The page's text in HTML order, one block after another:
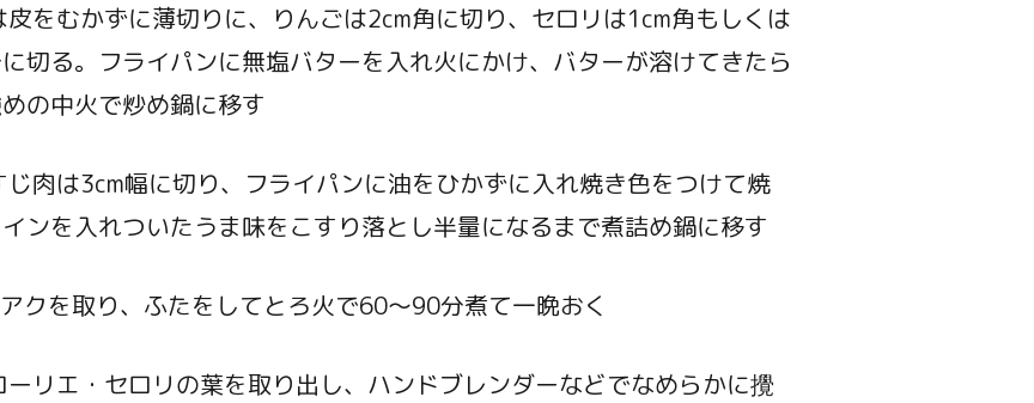
をむかずに薄切りに、りんごは2cm角に切り、セロリは1cm角もしくは
切る。フライパンに無塩バターを入れ火にかけ、バターが溶けてきたら
の中火で炒め鍋に移す
肉は3cm幅に切り、フライパンに油をひかずに入れ焼き色をつけて焼
ンを入れついたうま味をこすり落とし半量になるまで煮詰め鍋に移す
クを取り、ふたをしてとろ火で60～90分煮て一晩おく
リエ・セロリの葉を取り出し、ハンドブレンダーなどでなめらかに攪